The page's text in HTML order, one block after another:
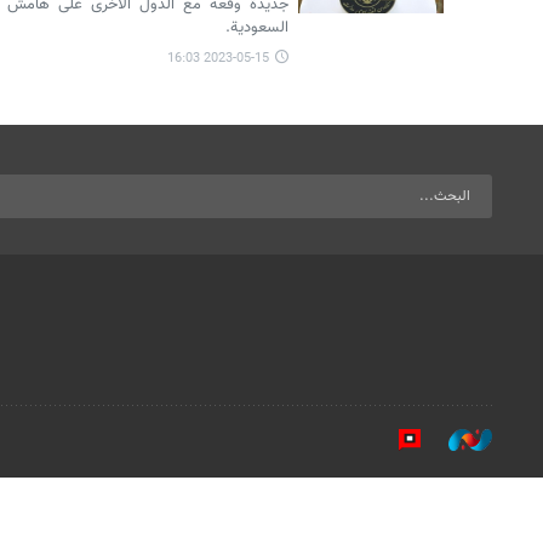
جديدة وقعه مع الدول الأخرى على هامش
السعودية.
2023-05-15 16:03